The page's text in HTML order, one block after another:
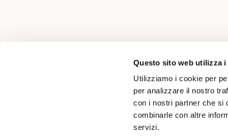
Questo sito web utilizza i
Utilizziamo i cookie per
per analizzare il nostro
con i nostri partner che si
combinarle con altre
servizi.